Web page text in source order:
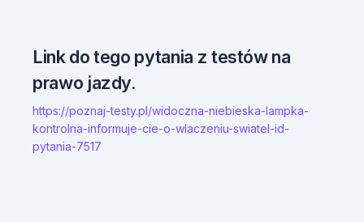
Link do tego pytania z testów na
prawo jazdy.
https://poznaj-testy.pl/widoczna-niebieska-lampka-
kontrolna-informuje-cie-o-wlaczeniu-swiatel-id-
pytania-7517